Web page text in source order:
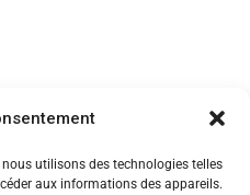
utilisons des technologies telles
aux informations des appareils.